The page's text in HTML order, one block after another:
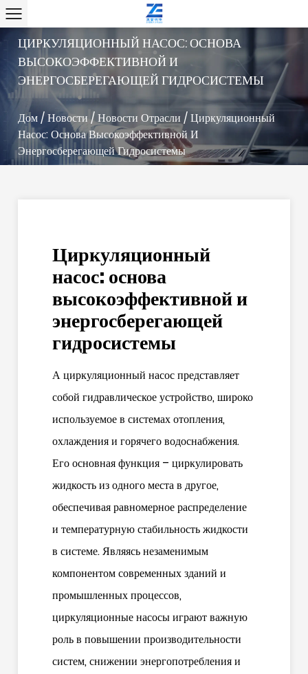
ЦИРКУЛЯЦИОННЫЙ НАСОС: ОСНОВА
ВЫСОКОЭФФЕКТИВНОЙ И
ЭНЕРГОСБЕРЕГАЮЩЕЙ ГИДРОСИСТЕМЫ
Дом /Новости/Новости Отрасли /Циркуляционный
Насос: Основа Высокоэффективной И
Энергосберегающей Гидросистемы
Циркуляционный
насос: основа
высокоэффективной и
энергосберегающей
гидросистемы
Ациркуляционный насоспредставляет
собой гидравлическое устройство, широко
используемое в системах отопления,
охлаждения и горячего водоснабжения.
Его основная функция – циркулировать
жидкость из одного места в другое,
обеспечивая равномерное распределение
и температурную стабильность жидкости
в системе. Являясь незаменимым
компонентом современных зданий и
промышленных процессов,
циркуляционные насосы играют важную
роль в повышении производительности
систем, снижении энергопотребления и